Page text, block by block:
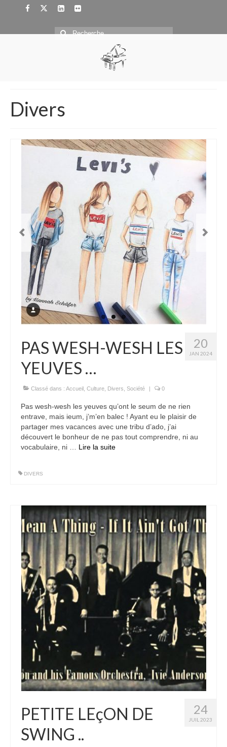
Rechercher
Divers
20
JAN 2024
PAS WESH-WESH LES
YEUVES …
Classé dans : Accueil Culture Divers Société | 0
Pas wesh-wesh les yeuves qu’ont le seum de ne rien
entrave, mais ieum, j’m’en balec ! Ayant eu le plaisir de
partager mes vacances avec une tribu d’ado, j’ai
découvert le bonheur de ne pas tout comprendre, ni au
vocabulaire, ni … Lire la suite­­
DIVERS
24
JUIL 2023
PETITE LEçON DE
SWING ..